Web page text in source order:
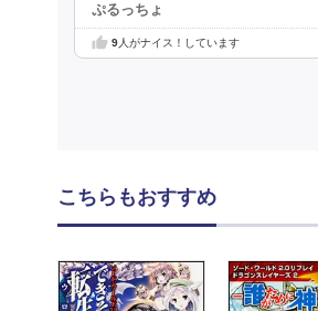
ぷるっちょ
9人がナイス！しています
こちらもおすすめ